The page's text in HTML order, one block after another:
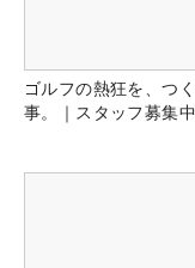
ゴルフの熱狂を、つ
事。｜スタッフ募集中